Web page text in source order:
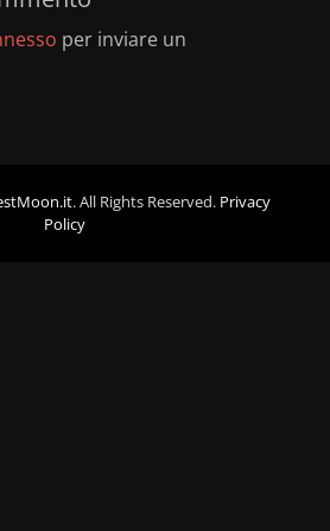
per inviare un
. All Rights Reserved. Privacy
Policy